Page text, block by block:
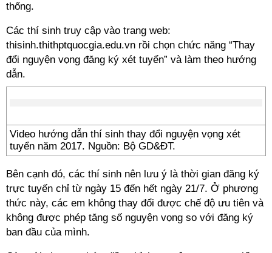
thống.
Các thí sinh truy cập vào trang web:
thisinh.thithptquocgia.edu.vn rồi chọn chức năng “Thay
đổi nguyện vọng đăng ký xét tuyển” và làm theo hướng
dẫn.
Video hướng dẫn thí sinh thay đổi nguyện vọng xét
tuyển năm 2017. Nguồn: Bộ GD&ĐT.
Bên cạnh đó, các thí sinh nên lưu ý là thời gian đăng ký
trực tuyến chỉ từ ngày 15 đến hết ngày 21/7. Ở phương
thức này, các em không thay đổi được chế độ ưu tiên và
không được phép tăng số nguyện vọng so với đăng ký
ban đầu của mình.